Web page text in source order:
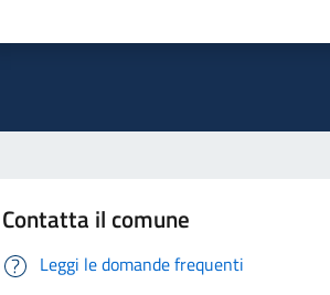
Contatta il comune
Leggi le domande frequenti